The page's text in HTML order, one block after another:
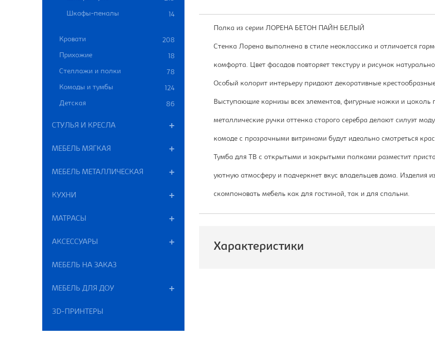
Шкафы-пеналы 14
Кровати 208
Прихожие 18
Стеллажи и полки 78
Комоды и тумбы 124
Детская 86
СТУЛЬЯ И КРЕСЛА
МЕБЕЛЬ МЯГКАЯ
МЕБЕЛЬ МЕТАЛЛИЧЕСКАЯ
КУХНИ
МАТРАСЫ
АКСЕССУАРЫ
МЕБЕЛЬ НА ЗАКАЗ
МЕБЕЛЬ ДЛЯ ДОУ
3D-ПРИНТЕРЫ
Полка из серии ЛОРЕНА БЕТОН ПАЙН БЕЛЫЙ
Стенка Лорена выполнена в стиле неоклассика и отличается
комфорта. Цвет фасадов повторяет текстуру и рисунок
Особый колорит интерьеру придают декоративные
Выступающие карнизы всех элементов, фигурные ножки и цоколь
металлические ручки оттенка старого серебра делают силуэт
комоде с прозрачными витринами будут идеально смотреться
Тумба для ТВ с открытыми и закрытыми полками разместит
уютную атмосферу и подчеркнет вкус владельцев дома. Изделия
скомпоновать мебель как для гостиной, так и для спальни.
Характеристики